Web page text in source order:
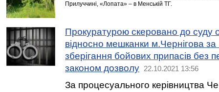
Прилуччині, «Лопата» – в Менській ТГ.
Прокуратурою скеровано до суду
відносно мешканки м.Чернігова
зберігання бойових припасів без
законом дозволу
22.10.2021 13:56
За процесуального керівництва